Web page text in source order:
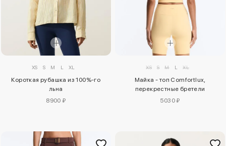
XS S M L XL
Короткая рубашка из 100%-го
льна
8900 ₽
XS S M L XL
Майка - топ Comfortlux,
перекрестные бретели
5030 ₽